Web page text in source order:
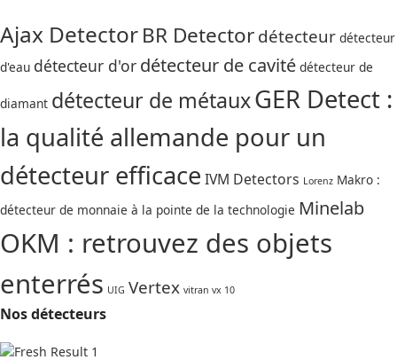
Ajax DetectorBR Detectordétecteur détecteur
d'eau détecteur d'or détecteur de cavité détecteur de
diamant détecteur de métauxGER Detect :
la qualité allemande pour un
détecteur efficace IVM Detectors Lorenz Makro :
détecteur de monnaie à la pointe de la technologie Minelab
OKM : retrouvez des objets
enterrés UIG Vertex vitran vx 10
Nos détecteurs